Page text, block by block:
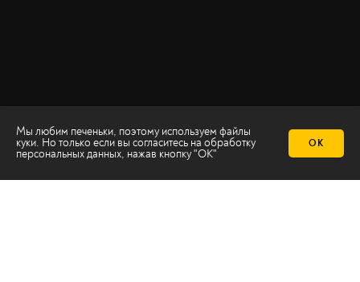
Мы любим печеньки, поэтому используем файлы
куки. Но только если вы согласитесь на обработку
персональных данных, нажав кнопку "ОК"
ОК